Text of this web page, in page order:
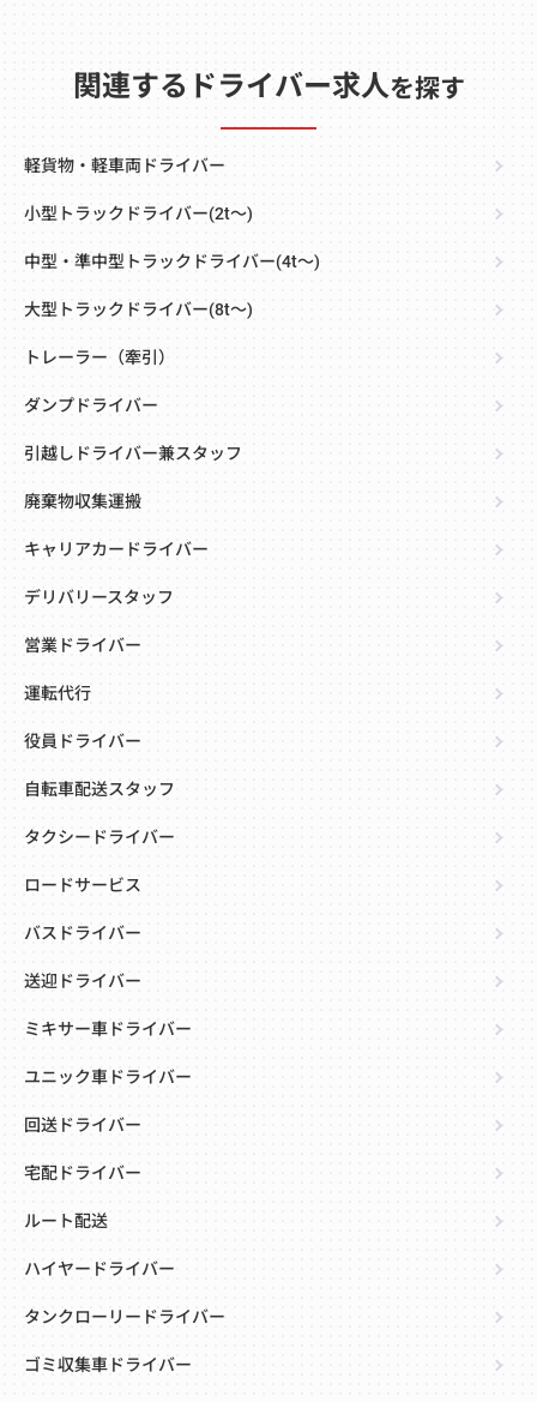
関連するドライバー求人を探す
軽貨物・軽車両ドライバー
小型トラックドライバー(2t～)
中型・準中型トラックドライバー(4t～)
大型トラックドライバー(8t～)
トレーラー（牽引）
ダンプドライバー
引越しドライバー兼スタッフ
廃棄物収集運搬
キャリアカードライバー
デリバリースタッフ
営業ドライバー
運転代行
役員ドライバー
自転車配送スタッフ
タクシードライバー
ロードサービス
バスドライバー
送迎ドライバー
ミキサー車ドライバー
ユニック車ドライバー
回送ドライバー
宅配ドライバー
ルート配送
ハイヤードライバー
タンクローリードライバー
ゴミ収集車ドライバー